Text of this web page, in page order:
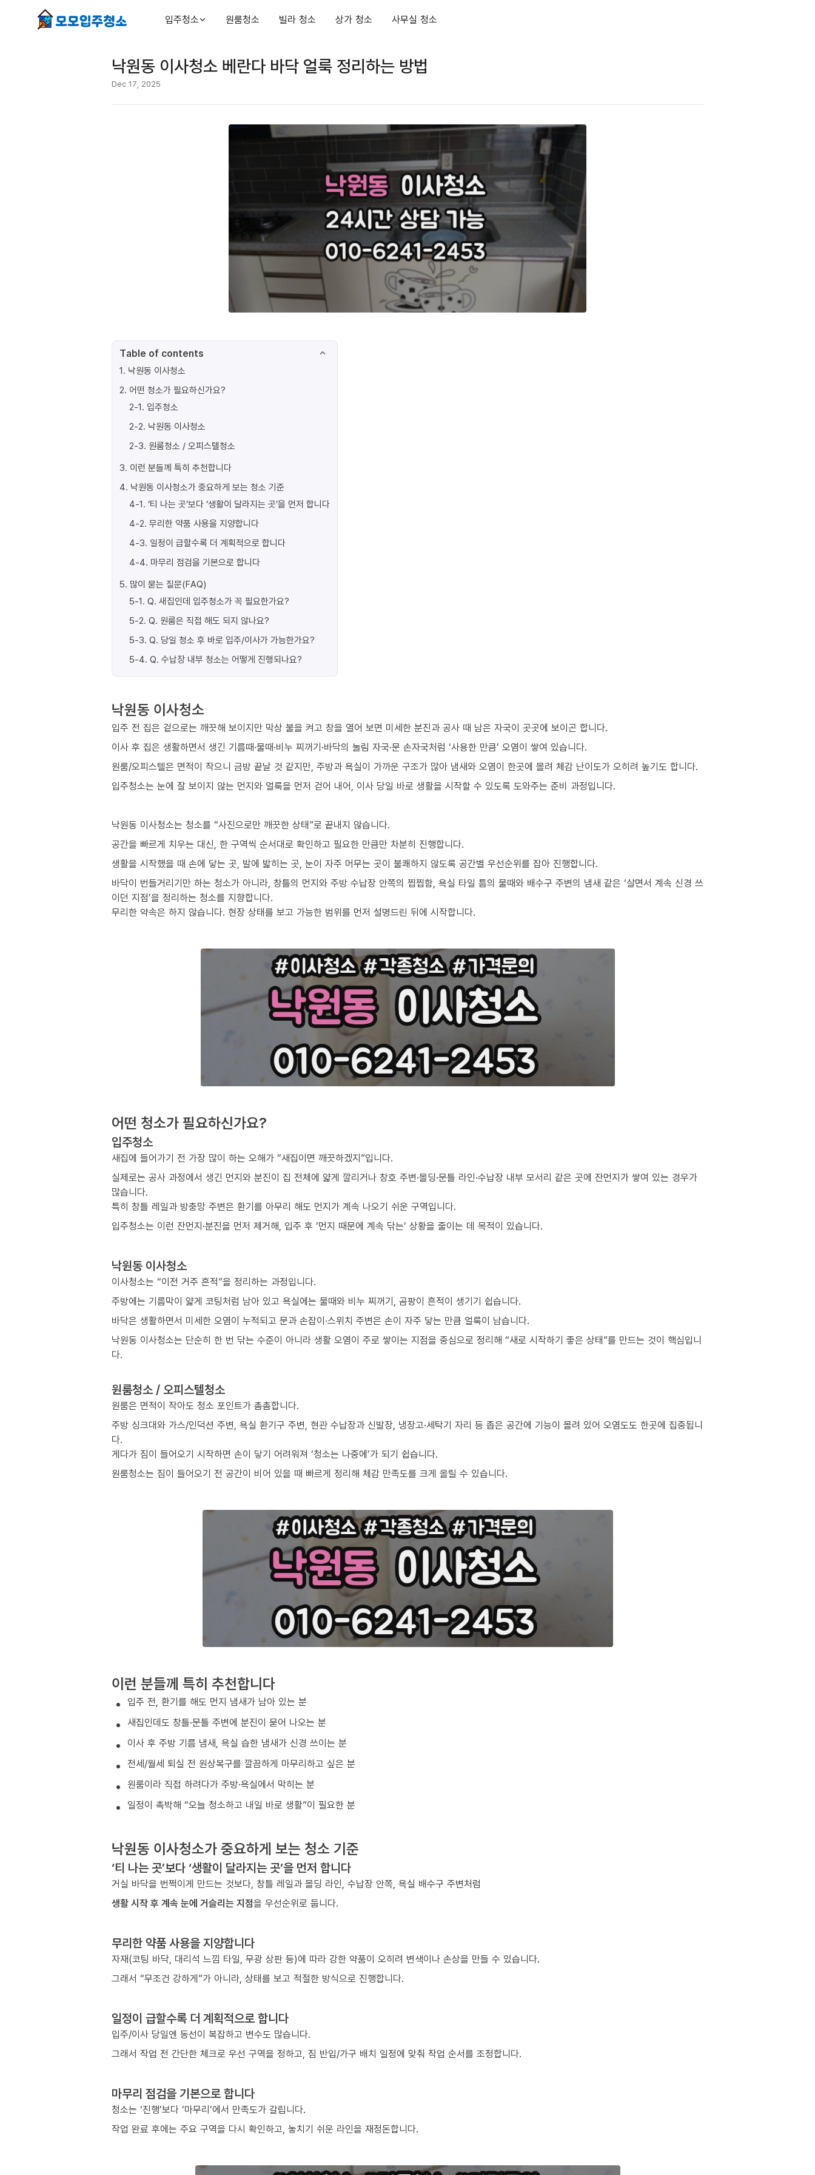
입주청소 원룸청소 빌라 청소 상가 청소 사무실 청소
낙원동 이사청소 베란다 바닥 얼룩 정리하는 방법
Dec 17, 2025
Table of contents
1. 낙원동 이사청소
2. 어떤 청소가 필요하신가요?
2-1. 입주청소
2-2. 낙원동 이사청소
2-3. 원룸청소 / 오피스텔청소
3. 이런 분들께 특히 추천합니다
4. 낙원동 이사청소가 중요하게 보는 청소 기준
4-1. ‘티 나는 곳’보다 ‘생활이 달라지는 곳’을 먼저 합니다
4-2. 무리한 약품 사용을 지양합니다
4-3. 일정이 급할수록 더 계획적으로 합니다
4-4. 마무리 점검을 기본으로 합니다
5. 많이 묻는 질문(FAQ)
5-1. Q. 새집인데 입주청소가 꼭 필요한가요?
5-2. Q. 원룸은 직접 해도 되지 않나요?
5-3. Q. 당일 청소 후 바로 입주/이사가 가능한가요?
5-4. Q. 수납장 내부 청소는 어떻게 진행되나요?
낙원동 이사청소
입주 전 집은 겉으로는 깨끗해 보이지만 막상 불을 켜고 창을 열어 보면 미세한 분진과 공사 때 남은 자국이 곳곳에 보이곤 합니다.
이사 후 집은 생활하면서 생긴 기름때·물때·비누 찌꺼기·바닥의 눌림 자국·문 손자국처럼 ‘사용한 만큼’ 오염이 쌓여 있습니다.
원룸/오피스텔은 면적이 작으니 금방 끝날 것 같지만, 주방과 욕실이 가까운 구조가 많아 냄새와 오염이 한곳에 몰려 체감 난이도가 오히려 높기도 합니다.
입주청소는 눈에 잘 보이지 않는 먼지와 얼룩을 먼저 걷어 내어, 이사 당일 바로 생활을 시작할 수 있도록 도와주는 준비 과정입니다.
낙원동 이사청소는 청소를 “사진으로만 깨끗한 상태”로 끝내지 않습니다.
공간을 빠르게 치우는 대신, 한 구역씩 순서대로 확인하고 필요한 만큼만 차분히 진행합니다.
생활을 시작했을 때 손에 닿는 곳, 발에 밟히는 곳, 눈이 자주 머무는 곳이 불쾌하지 않도록 공간별 우선순위를 잡아 진행합니다.
바닥이 번들거리기만 하는 청소가 아니라, 창틀의 먼지와 주방 수납장 안쪽의 찝찝함, 욕실 타일 틈의 물때와 배수구 주변의 냄새 같은 ‘살면서 계속 신경 쓰
이던 지점’을 정리하는 청소를 지향합니다.
무리한 약속은 하지 않습니다. 현장 상태를 보고 가능한 범위를 먼저 설명드린 뒤에 시작합니다.
어떤 청소가 필요하신가요?
입주청소
새집에 들어가기 전 가장 많이 하는 오해가 “새집이면 깨끗하겠지”입니다.
실제로는 공사 과정에서 생긴 먼지와 분진이 집 전체에 얇게 깔리거나 창호 주변·몰딩·문틀 라인·수납장 내부 모서리 같은 곳에 잔먼지가 쌓여 있는 경우가
많습니다.
특히 창틀 레일과 방충망 주변은 환기를 아무리 해도 먼지가 계속 나오기 쉬운 구역입니다.
입주청소는 이런 잔먼지·분진을 먼저 제거해, 입주 후 ‘먼지 때문에 계속 닦는’ 상황을 줄이는 데 목적이 있습니다.
낙원동 이사청소
이사청소는 “이전 거주 흔적”을 정리하는 과정입니다.
주방에는 기름막이 얇게 코팅처럼 남아 있고 욕실에는 물때와 비누 찌꺼기, 곰팡이 흔적이 생기기 쉽습니다.
바닥은 생활하면서 미세한 오염이 누적되고 문과 손잡이·스위치 주변은 손이 자주 닿는 만큼 얼룩이 남습니다.
낙원동 이사청소는 단순히 한 번 닦는 수준이 아니라 생활 오염이 주로 쌓이는 지점을 중심으로 정리해 “새로 시작하기 좋은 상태”를 만드는 것이 핵심입니
다.
원룸청소 / 오피스텔청소
원룸은 면적이 작아도 청소 포인트가 촘촘합니다.
주방 싱크대와 가스/인덕션 주변, 욕실 환기구 주변, 현관 수납장과 신발장, 냉장고·세탁기 자리 등 좁은 공간에 기능이 몰려 있어 오염도도 한곳에 집중됩니
다.
게다가 짐이 들어오기 시작하면 손이 닿기 어려워져 ‘청소는 나중에’가 되기 쉽습니다.
원룸청소는 짐이 들어오기 전 공간이 비어 있을 때 빠르게 정리해 체감 만족도를 크게 올릴 수 있습니다.
이런 분들께 특히 추천합니다
입주 전, 환기를 해도 먼지 냄새가 남아 있는 분
새집인데도 창틀·문틀 주변에 분진이 묻어 나오는 분
이사 후 주방 기름 냄새, 욕실 습한 냄새가 신경 쓰이는 분
전세/월세 퇴실 전 원상복구를 깔끔하게 마무리하고 싶은 분
원룸이라 직접 하려다가 주방·욕실에서 막히는 분
일정이 촉박해 “오늘 청소하고 내일 바로 생활”이 필요한 분
낙원동 이사청소가 중요하게 보는 청소 기준
‘티 나는 곳’보다 ‘생활이 달라지는 곳’을 먼저 합니다
거실 바닥을 번쩍이게 만드는 것보다, 창틀 레일과 몰딩 라인, 수납장 안쪽, 욕실 배수구 주변처럼
생활 시작 후 계속 눈에 거슬리는 지점을 우선순위로 둡니다.
무리한 약품 사용을 지양합니다
자재(코팅 바닥, 대리석 느낌 타일, 무광 상판 등)에 따라 강한 약품이 오히려 변색이나 손상을 만들 수 있습니다.
그래서 “무조건 강하게”가 아니라, 상태를 보고 적절한 방식으로 진행합니다.
일정이 급할수록 더 계획적으로 합니다
입주/이사 당일엔 동선이 복잡하고 변수도 많습니다.
그래서 작업 전 간단한 체크로 우선 구역을 정하고, 짐 반입/가구 배치 일정에 맞춰 작업 순서를 조정합니다.
마무리 점검을 기본으로 합니다
청소는 ‘진행’보다 ‘마무리’에서 만족도가 갈립니다.
작업 완료 후에는 주요 구역을 다시 확인하고, 놓치기 쉬운 라인을 재정돈합니다.